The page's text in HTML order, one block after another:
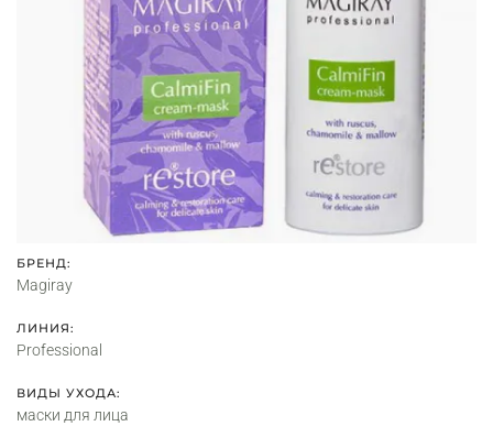
БРЕНД:
Magiray
ЛИНИЯ:
Professional
ВИДЫ УХОДА:
маски для лица